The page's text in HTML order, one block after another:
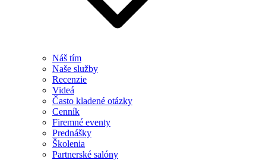
Náš tím
Naše služby
Recenzie
Videá
Často kladené otázky
Cenník
Firemné eventy
Prednášky
Školenia
Partnerské salóny